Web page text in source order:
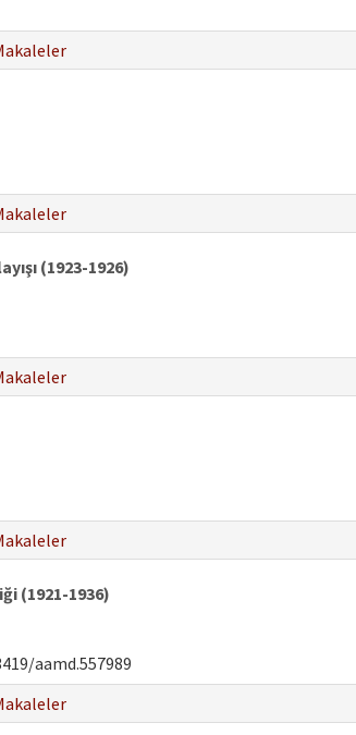
(1923-1926)
(1921-1936)
aamd.557989